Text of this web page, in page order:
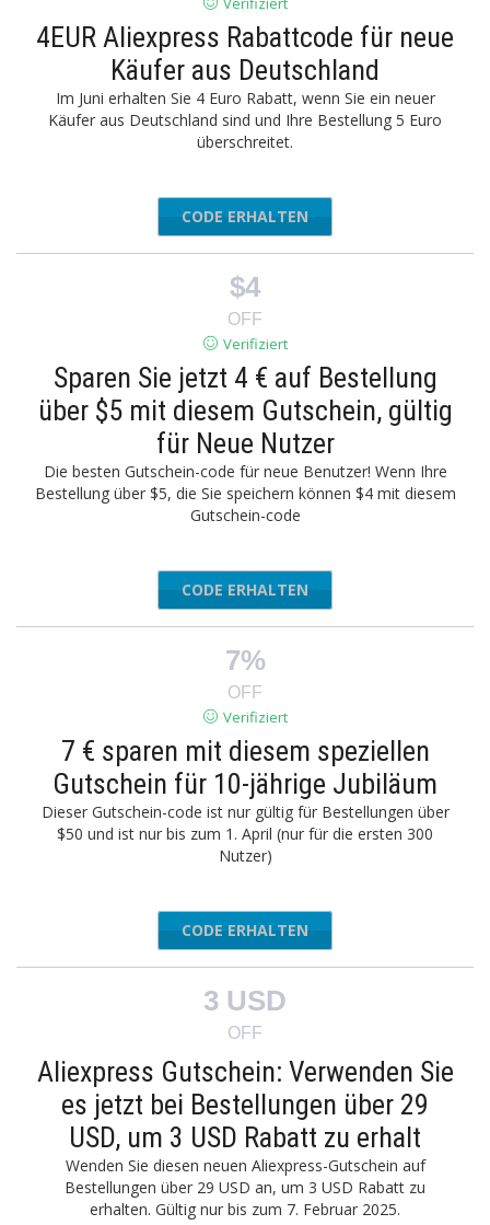
4EUR Aliexpress Rabattcode für neue
Käufer aus Deutschland
Im Juni erhalten Sie 4 Euro Rabatt, wenn Sie ein neuer
Käufer aus Deutschland sind und Ihre Bestellung 5 Euro
überschreitet.
JUNENB4
CODE ERHALTEN
$4
OFF
Verifiziert
Sparen Sie jetzt 4 € auf Bestellung
über $5 mit diesem Gutschein, gültig
für Neue Nutzer
Die besten Gutschein-code für neue Benutzer! Wenn Ihre
Bestellung über $5, die Sie speichern können $4 mit diesem
Gutschein-code
MAYAE4
CODE ERHALTEN
7%
OFF
Verifiziert
7 € sparen mit diesem speziellen
Gutschein für 10-jährige Jubiläum
Dieser Gutschein-code ist nur gültig für Bestellungen über
$50 und ist nur bis zum 1. April (nur für die ersten 300
Nutzer)
BGAINS7
CODE ERHALTEN
3 USD
OFF
Aliexpress Gutschein: Verwenden Sie
es jetzt bei Bestellungen über 29
USD, um 3 USD Rabatt zu erhalt
Wenden Sie diesen neuen Aliexpress-Gutschein auf
Bestellungen über 29 USD an, um 3 USD Rabatt zu
erhalten. Gültig nur bis zum 7. Februar 2025.